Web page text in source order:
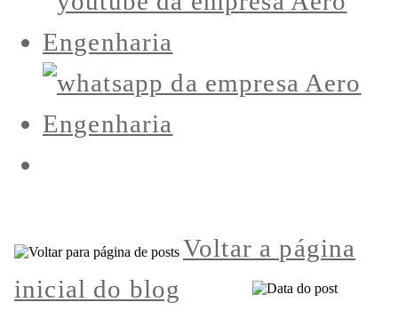
Voltar a página
inicial do blog